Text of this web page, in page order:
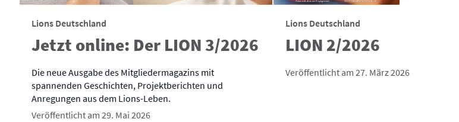
Lions Deutschland
Jetzt online: Der LION 3/2026
Die neue Ausgabe des Mitgliedermagazins mit
spannenden Geschichten, Projektberichten und
Anregungen aus dem Lions-Leben.
Veröffentlicht am 29. Mai 2026
Lions Deutschland
LION 2/2026
Veröffentlicht am 27. März 2026